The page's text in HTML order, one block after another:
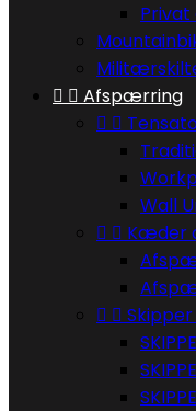
Privat
  Afspærring
 
Wall
  Kæder
 